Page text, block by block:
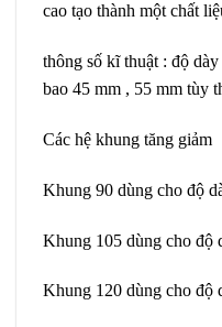
cao tạo thành một chất
thông số kĩ thuật : độ
bao 45 mm , 55 mm tùy
Các hệ khung tăng giảm
Khung 90 dùng cho độ
Khung 105 dùng cho độ
Khung 120 dùng cho độ